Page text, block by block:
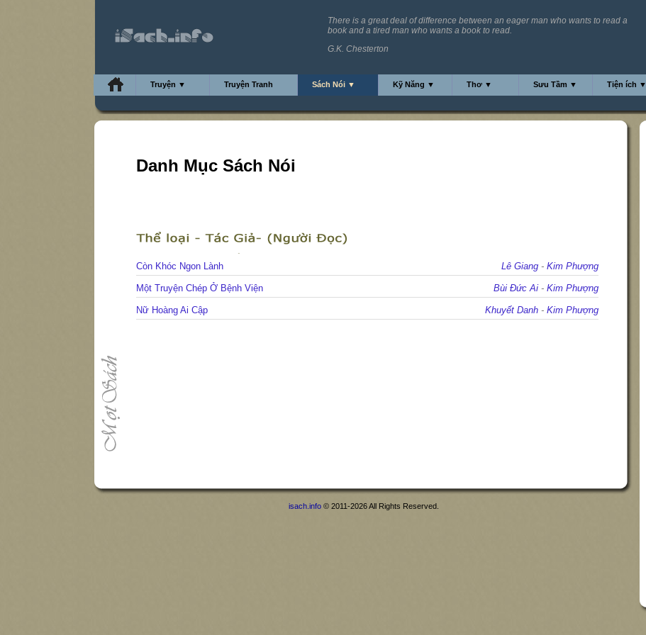
There is a great deal of difference between an eager man who wants to read a
book and a tired man who wants a book to read.
G.K. Chesterton
Truyện ▼ Truyện Tranh Sách Nói ▼ Kỹ Năng ▼ Thơ ▼ Sưu Tầm ▼ Tiện ích ▼
Danh Mục Sách Nói
Còn Khóc Ngon Lành Lê Giang - Kim Phượng
Một Truyện Chép Ở Bệnh Viện Bùi Đức Ai - Kim Phượng
Nữ Hoàng Ai Cập Khuyết Danh - Kim Phượng
isach.info © 2011-2026 All Rights Reserved.